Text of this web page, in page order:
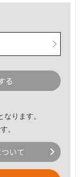
る
ります。
。
いて